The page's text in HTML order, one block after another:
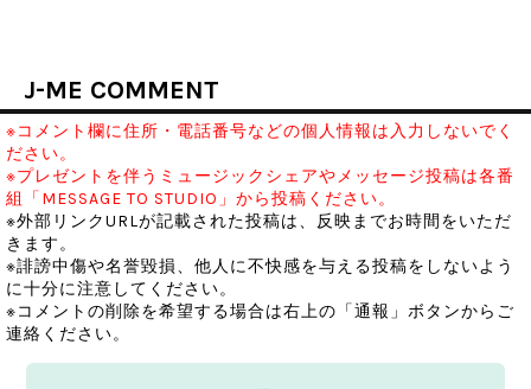
J-ME COMMENT
※コメント欄に住所・電話番号などの個人情報は入力しないでく
ださい。
※プレゼントを伴うミュージックシェアやメッセージ投稿は各番
組「MESSAGE TO STUDIO」から投稿ください。
※外部リンクURLが記載された投稿は、反映までお時間をいただ
きます。
※誹謗中傷や名誉毀損、他人に不快感を与える投稿をしないよう
に十分に注意してください。
※コメントの削除を希望する場合は右上の「通報」ボタンからご
連絡ください。